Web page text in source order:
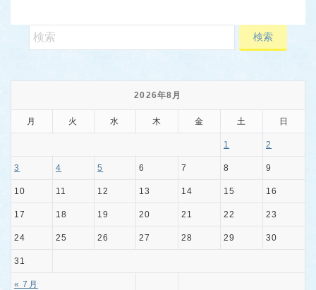
2026年8月
月 火 水 木 金 土 日
« 7月
1 2
3 4 5 6 7 8 9
10 11 12 13 14 15 16
17 18 19 20 21 22 23
24 25 26 27 28 29 30
31